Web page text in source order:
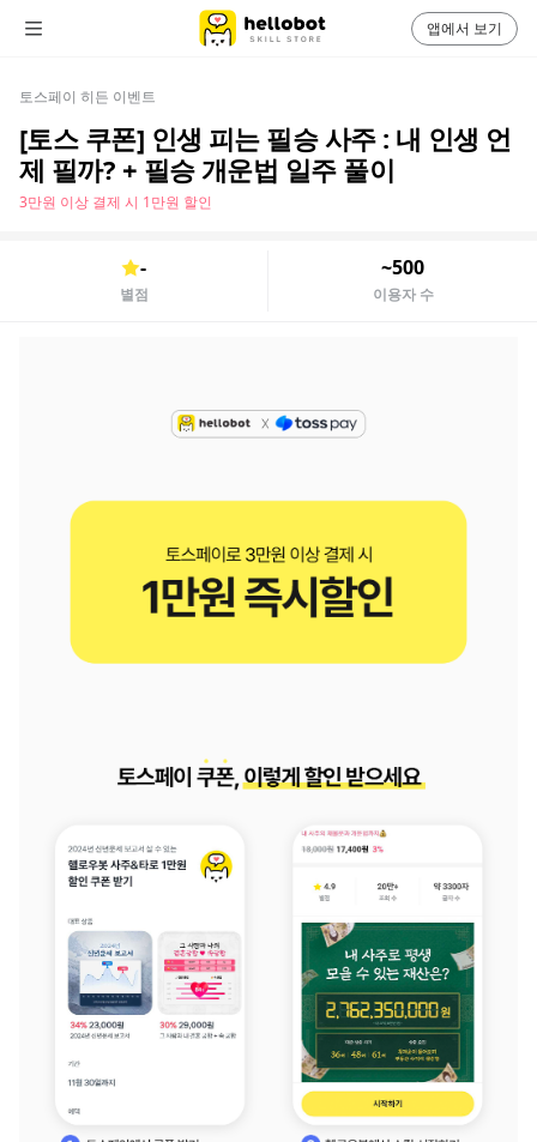
토스페이 히든 이벤트
[토스 쿠폰] 인생 피는 필승 사주 : 내 인생 언
제 필까? + 필승 개운법 일주 풀이
3만원 이상 결제 시 1만원 할인
-
별점
~500
이용자 수
앱에서 보기